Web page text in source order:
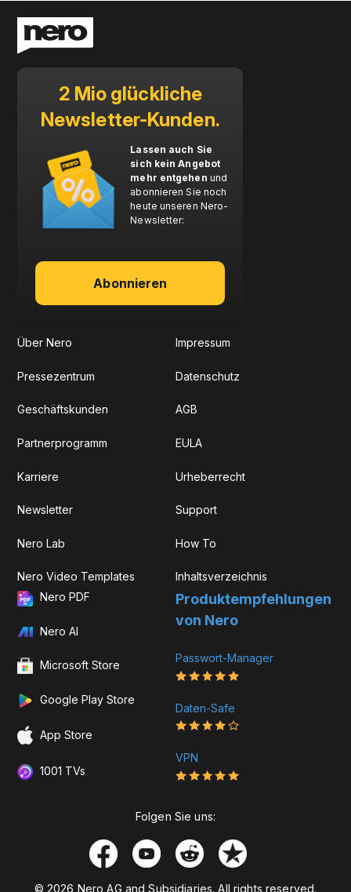
2 Mio glückliche
Newsletter-Kunden.
Lassen auch Sie
sich kein Angebot
mehr entgehen und
abonnieren Sie noch
heute unseren Nero-
Newsletter:
Abonnieren
Über Nero
Pressezentrum
Geschäftskunden
Partnerprogramm
Karriere
Newsletter
Nero Lab
Nero Video Templates
Impressum
Datenschutz
AGB
EULA
Urheberrecht
Support
How To
Inhaltsverzeichnis
Nero PDF
Nero AI
Microsoft Store
Google Play Store
App Store
1001 TVs
Produkt­­empfehlungen
von Nero
Passwort-Manager
Daten-Safe
VPN
Folgen Sie uns:
© 2026 Nero AG and Subsidiaries. All rights reserved.